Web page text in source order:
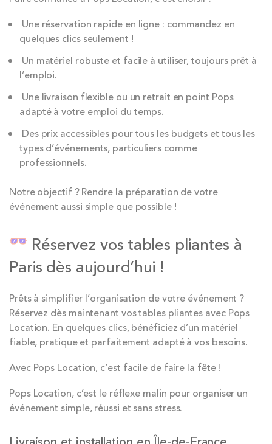
Une réservation rapide en ligne : commandez en
quelques clics seulement !
Un matériel robuste et facile à utiliser, toujours prêt à
l’emploi.
Une livraison flexible ou un retrait en point Pops
adapté à votre emploi du temps.
Des prix accessibles pour tous les budgets et tous les
types d’événements, particuliers comme
professionnels.
Notre objectif ? Rendre la préparation de votre
événement aussi simple que possible !
Réservez vos tables pliantes à
Paris dès aujourd’hui !
Prêts à simplifier l’organisation de votre événement ?
Réservez dès maintenant vos tables pliantes avec Pops
Location. En quelques clics, bénéficiez d’un matériel
fiable, pratique et parfaitement adapté à vos besoins.
Avec Pops Location, c’est facile de faire la fête !
Pops Location, c’est le réflexe malin pour organiser un
événement simple, réussi et sans stress.